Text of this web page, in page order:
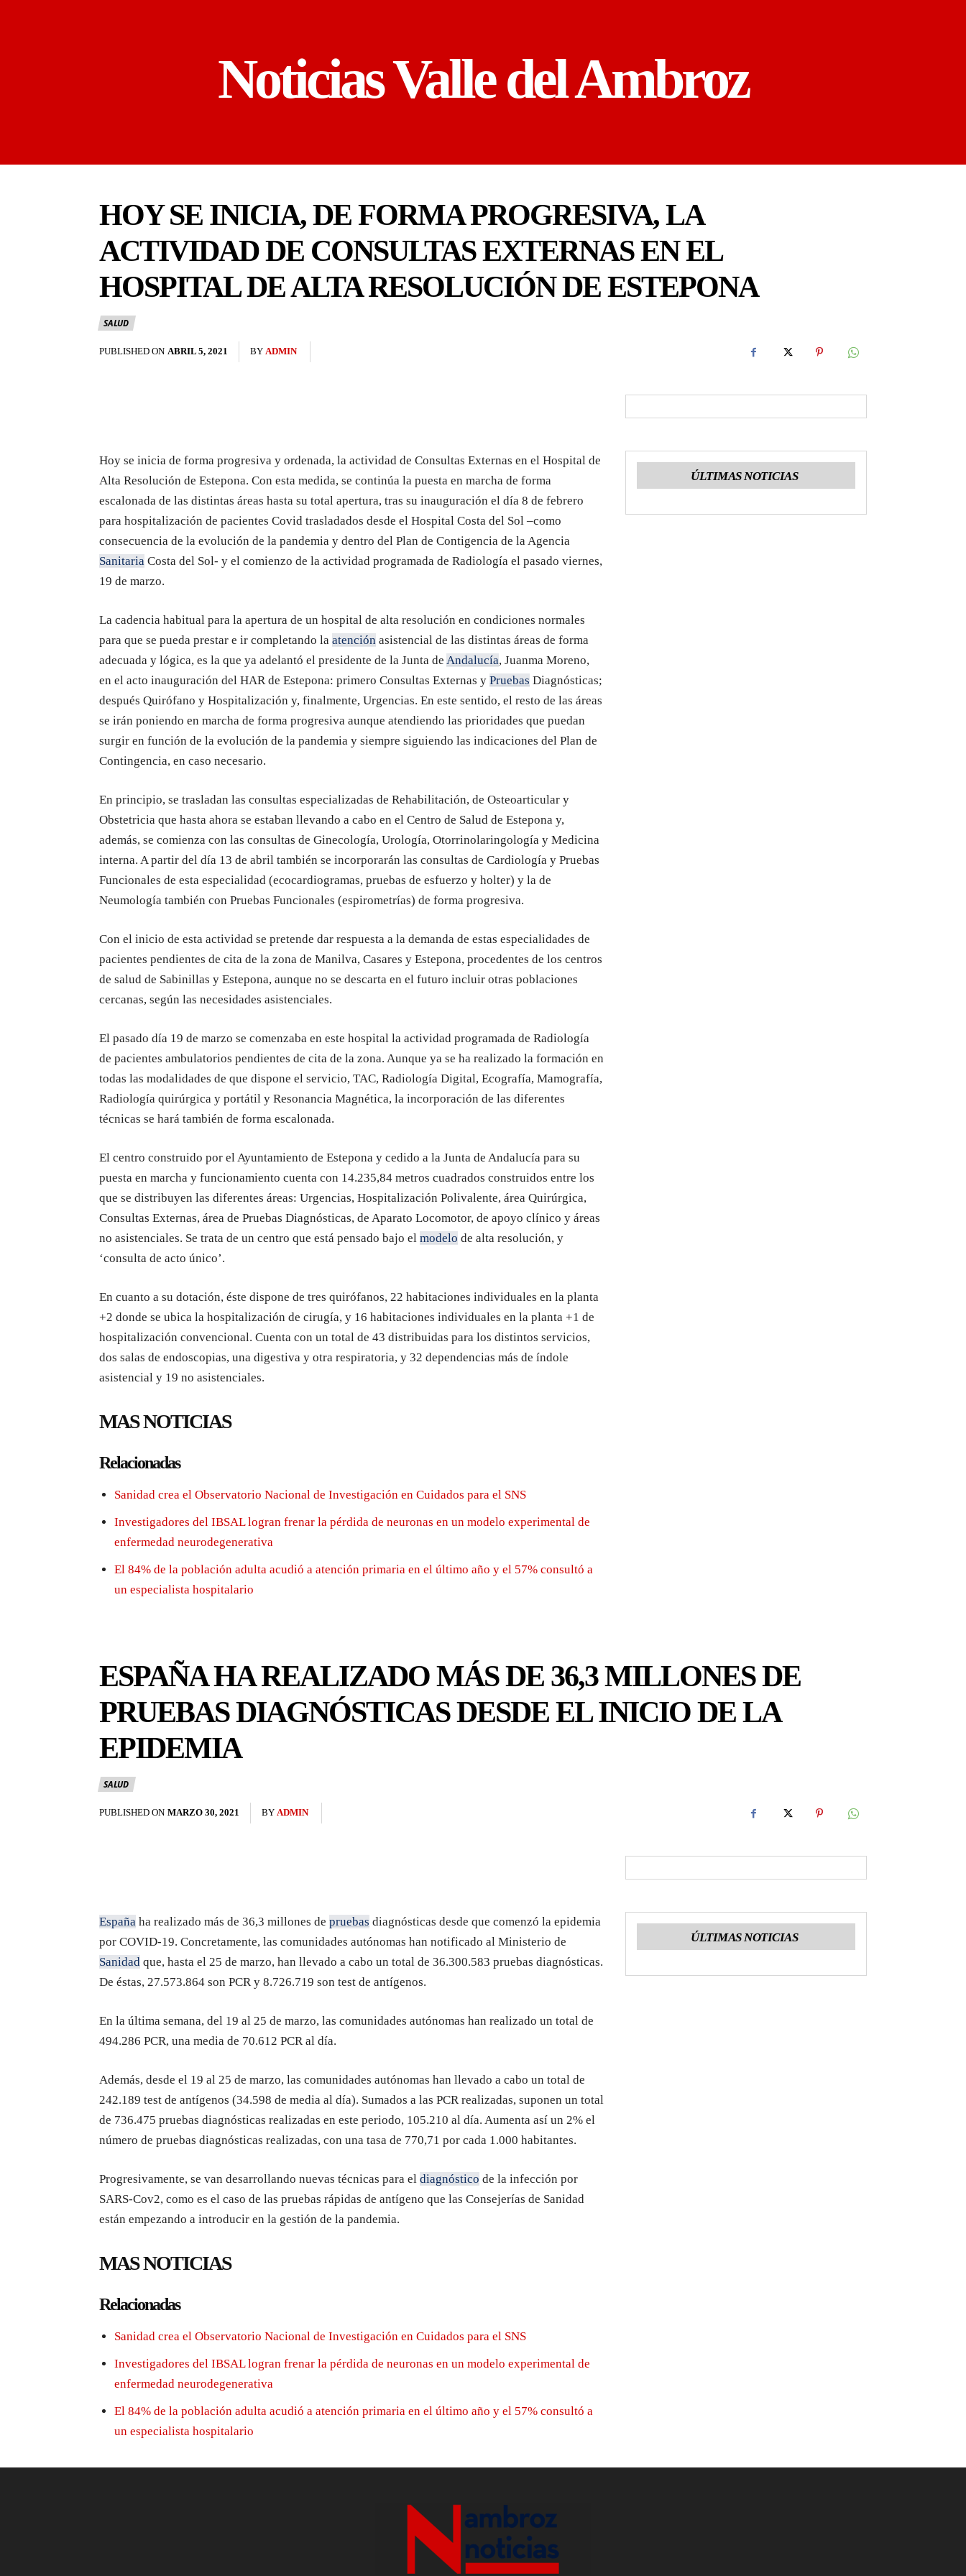
Noticias Valle del Ambroz
HOY SE INICIA, DE FORMA PROGRESIVA, LA
ACTIVIDAD DE CONSULTAS EXTERNAS EN EL
HOSPITAL DE ALTA RESOLUCIÓN DE ESTEPONA
SALUD
PUBLISHED ON ABRIL 5, 2021 BY ADMIN
Hoy se inicia de forma progresiva y ordenada, la actividad de Consultas Externas en el Hospital de
Alta Resolución de Estepona. Con esta medida, se continúa la puesta en marcha de forma
escalonada de las distintas áreas hasta su total apertura, tras su inauguración el día 8 de febrero
para hospitalización de pacientes Covid trasladados desde el Hospital Costa del Sol –como
consecuencia de la evolución de la pandemia y dentro del Plan de Contigencia de la Agencia
Sanitaria Costa del Sol- y el comienzo de la actividad programada de Radiología el pasado viernes,
19 de marzo.
La cadencia habitual para la apertura de un hospital de alta resolución en condiciones normales
para que se pueda prestar e ir completando la atención asistencial de las distintas áreas de forma
adecuada y lógica, es la que ya adelantó el presidente de la Junta de Andalucía, Juanma Moreno,
en el acto inauguración del HAR de Estepona: primero Consultas Externas y Pruebas Diagnósticas;
después Quirófano y Hospitalización y, finalmente, Urgencias. En este sentido, el resto de las áreas
se irán poniendo en marcha de forma progresiva aunque atendiendo las prioridades que puedan
surgir en función de la evolución de la pandemia y siempre siguiendo las indicaciones del Plan de
Contingencia, en caso necesario.
En principio, se trasladan las consultas especializadas de Rehabilitación, de Osteoarticular y
Obstetricia que hasta ahora se estaban llevando a cabo en el Centro de Salud de Estepona y,
además, se comienza con las consultas de Ginecología, Urología, Otorrinolaringología y Medicina
interna. A partir del día 13 de abril también se incorporarán las consultas de Cardiología y Pruebas
Funcionales de esta especialidad (ecocardiogramas, pruebas de esfuerzo y holter) y la de
Neumología también con Pruebas Funcionales (espirometrías) de forma progresiva.
Con el inicio de esta actividad se pretende dar respuesta a la demanda de estas especialidades de
pacientes pendientes de cita de la zona de Manilva, Casares y Estepona, procedentes de los centros
de salud de Sabinillas y Estepona, aunque no se descarta en el futuro incluir otras poblaciones
cercanas, según las necesidades asistenciales.
El pasado día 19 de marzo se comenzaba en este hospital la actividad programada de Radiología
de pacientes ambulatorios pendientes de cita de la zona. Aunque ya se ha realizado la formación en
todas las modalidades de que dispone el servicio, TAC, Radiología Digital, Ecografía, Mamografía,
Radiología quirúrgica y portátil y Resonancia Magnética, la incorporación de las diferentes
técnicas se hará también de forma escalonada.
El centro construido por el Ayuntamiento de Estepona y cedido a la Junta de Andalucía para su
puesta en marcha y funcionamiento cuenta con 14.235,84 metros cuadrados construidos entre los
que se distribuyen las diferentes áreas: Urgencias, Hospitalización Polivalente, área Quirúrgica,
Consultas Externas, área de Pruebas Diagnósticas, de Aparato Locomotor, de apoyo clínico y áreas
no asistenciales. Se trata de un centro que está pensado bajo el modelo de alta resolución, y
‘consulta de acto único’.
En cuanto a su dotación, éste dispone de tres quirófanos, 22 habitaciones individuales en la planta
+2 donde se ubica la hospitalización de cirugía, y 16 habitaciones individuales en la planta +1 de
hospitalización convencional. Cuenta con un total de 43 distribuidas para los distintos servicios,
dos salas de endoscopias, una digestiva y otra respiratoria, y 32 dependencias más de índole
asistencial y 19 no asistenciales.
MAS NOTICIAS
Relacionadas
Sanidad crea el Observatorio Nacional de Investigación en Cuidados para el SNS
Investigadores del IBSAL logran frenar la pérdida de neuronas en un modelo experimental de
enfermedad neurodegenerativa
El 84% de la población adulta acudió a atención primaria en el último año y el 57% consultó a
un especialista hospitalario
ÚLTIMAS NOTICIAS